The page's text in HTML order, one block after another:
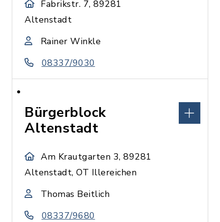
Fabrikstr. 7, 89281
Altenstadt
Rainer Winkle
08337/9030
Bürgerblock
Altenstadt
Am Krautgarten 3, 89281
Altenstadt, OT Illereichen
Thomas Beitlich
08337/9680